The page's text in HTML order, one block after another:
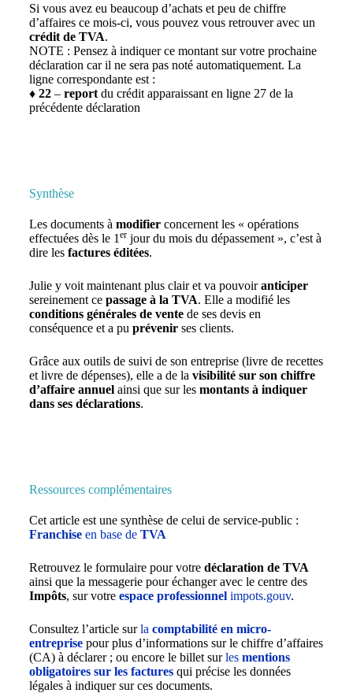
Si vous avez eu beaucoup d’achats et peu de chiffre
d’affaires ce mois-ci, vous pouvez vous retrouver avec un
crédit de TVA.
NOTE : Pensez à indiquer ce montant sur votre prochaine
déclaration car il ne sera pas noté automatiquement. La
ligne correspondante est :
♦ 22– report du crédit apparaissant en ligne 27 de la
précédente déclaration
Synthèse
Les documents à modifierconcernent les « opérations
effectuées dès le 1 erjour du mois du dépassement », c’est à
dire les factures éditées.
Julie y voit maintenant plus clair et va pouvoiranticiper
sereinement ce passage à la TVA. Elle a modifié les
conditions générales de vente de ses devis en
conséquence et a pu prévenir ses clients.
Grâce aux outils de suivi de son entreprise (livre de recettes
et livre de dépenses), elle a de la visibilité sur son chiffre
d’affaire annuel ainsi que sur les montants à indiquer
dans ses déclarations.
Ressources complémentaires
Cet article est une synthèse de celui de service-public :
Franchiseen base de TVA
Retrouvez le formulaire pour votre déclaration de TVA
ainsi que la messagerie pour échanger avec le centre des
Impôts, sur votre espace professionnelimpots.gouv.
Consultez l’article surla comptabilité en micro-
entreprisepour plus d’informations sur le chiffre d’affaires
(CA) à déclarer ; ou encore le billet surles mentions
obligatoires sur les facturesqui précise les données
légales à indiquer sur ces documents.